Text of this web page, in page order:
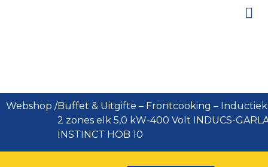
Webshop /Buffet & Uitgifte – Frontcooking –
2 zones elk 5,0 kW-400 Volt INDUCS-
INSTINCT HOB 10